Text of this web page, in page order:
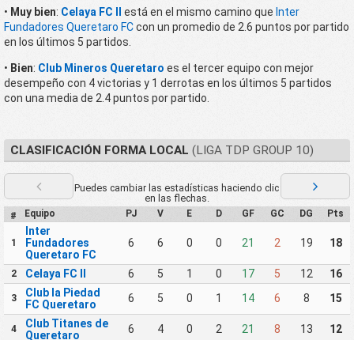
• Muy bien: Celaya FC II está en el mismo camino que Inter
Fundadores Queretaro FCcon un promedio de 2.6 puntos por partido
en los últimos 5 partidos.
• Bien: Club Mineros Queretaro es el tercer equipo con mejor
desempeño con 4 victorias y 1 derrotas en los últimos 5 partidos
con una media de 2.4 puntos por partido.
CLASIFICACIÓN FORMA LOCAL (LIGA TDP GROUP 10)
Puedes cambiar las estadísticas haciendo clic
en las flechas.
# Equipo PJ V E D GF GC DG Pts
1
Inter
Fundadores
Queretaro FC
6 6 0 0 21 2 19 18
2 Celaya FC II 6 5 1 0 17 5 12 16
3
Club la Piedad
FC Queretaro
6 5 0 1 14 6 8 15
4
Club Titanes de
Queretaro
6 4 0 2 21 8 13 12